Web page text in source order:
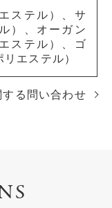
ステル）、サ
）、オーガン
ステル）、ゴ
エステル）
する問い合わせ